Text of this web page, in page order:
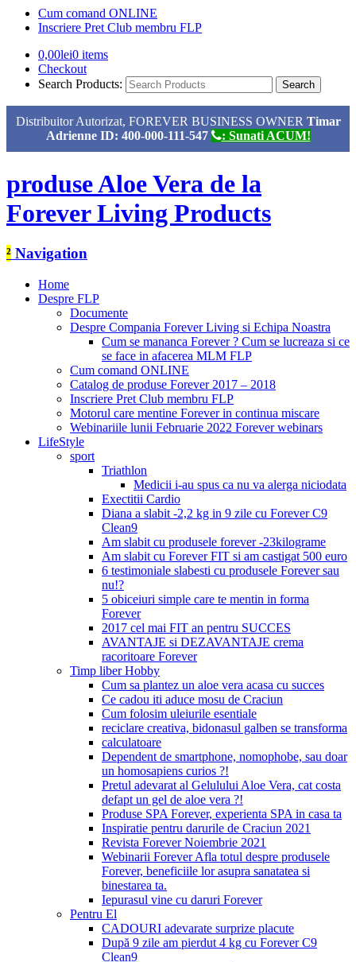
Cum comand ONLINE
Inscriere Pret Club membru FLP
0,00lei0 items
Checkout
Search Products:
Distribuitor Autorizat, FOREVER BUSINESS OWNER Timar
Adrienne ID: 400-000-111-547
: Sunati ACUM!
produse Aloe Vera de la
Forever Living Products
² Navigation
Home
Despre FLP
Documente
Despre Compania Forever Living si Echipa Noastra
Cum se mananca Forever ? Cum se lucreaza si ce
se face in afacerea MLM FLP
Cum comand ONLINE
Catalog de produse Forever 2017 – 2018
Inscriere Pret Club membru FLP
Motorul care mentine Forever in continua miscare
Webinariile lunii Februarie 2022 Forever webinars
LifeStyle
sport
Triathlon
Medicii i-au spus ca nu va alerga niciodata
Exectitii Cardio
Diana a slabit -2,2 kg in 9 zile cu Forever C9
Clean9
Am slabit cu produsele forever -23kilograme
Am slabit cu Forever FIT si am castigat 500 euro
6 testimoniale slabesti cu produsele Forever sau
nu!?
5 obiceiuri simple care te mentin in forma
Forever
2017 cel mai FIT an pentru SUCCES
AVANTAJE si DEZAVANTAJE crema
racoritoare Forever
Timp liber Hobby
Cum sa plantez un aloe vera acasa cu succes
Ce cadou iti aduce mosu de Craciun
Cum folosim uleiurile esentiale
reciclare creativa, bidonasul galben se transforma
calculatoare
Dependent de smartphone, nomophobe, sau doar
un homosapiens curios ?!
Pretul adevarat al Gelulului Aloe Vera, cat costa
defapt un gel de aloe vera ?!
Produse SPA Forever, experienta SPA in casa ta
Inspiratie pentru darurile de Craciun 2021
Revista Forever Noiembrie 2021
Webinarii Forever Afla totul despre produsele
Forever, beneficiile lor asupra sanatatea si
binestarea ta.
Iepurasul vine cu daruri Forever
Pentru El
CADOURI adevarate surprize placute
După 9 zile am pierdut 4 kg cu Forever C9
Clean9